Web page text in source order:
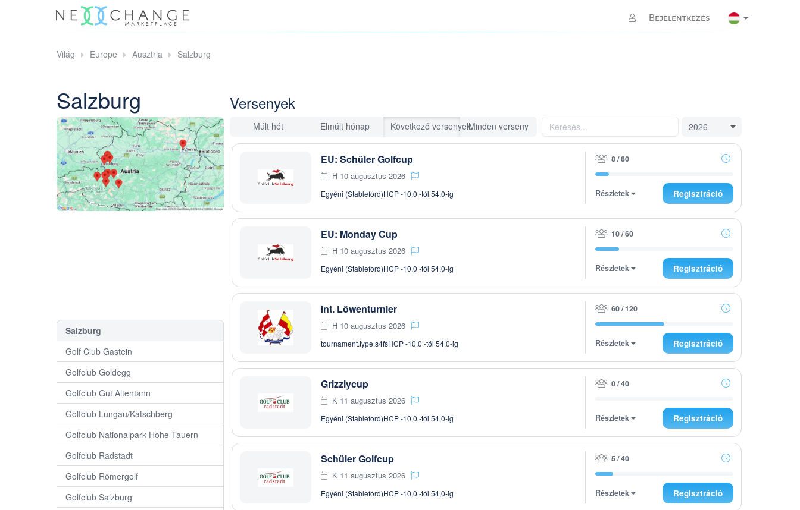
Bejelentkezés
Világ Europe Ausztria Salzburg
Salzburg
Salzburg
Golf Club Gastein
Golfclub Goldegg
Golfclub Gut Altentann
Golfclub Lungau/Katschberg
Golfclub Nationalpark Hohe Tauern
Golfclub Radstadt
Golfclub Römergolf
Golfclub Salzburg
Versenyek
Múlt hét Elmúlt hónap Következő versenyekMinden verseny
EU: Schüler Golfcup
H 10 augusztus 2026
Egyéni (Stableford)HCP -10,0 -tól 54,0-ig
8 / 80
Részletek Regisztráció
EU: Monday Cup
H 10 augusztus 2026
Egyéni (Stableford)HCP -10,0 -tól 54,0-ig
10 / 60
Részletek Regisztráció
Int. Löwenturnier
H 10 augusztus 2026
tournament.type.s4fsHCP -10,0 -tól 54,0-ig
60 / 120
Részletek Regisztráció
Grizzlycup
K 11 augusztus 2026
Egyéni (Stableford)HCP -10,0 -tól 54,0-ig
0 / 40
Részletek Regisztráció
Schüler Golfcup
K 11 augusztus 2026
Egyéni (Stableford)HCP -10,0 -tól 54,0-ig
5 / 40
Részletek Regisztráció